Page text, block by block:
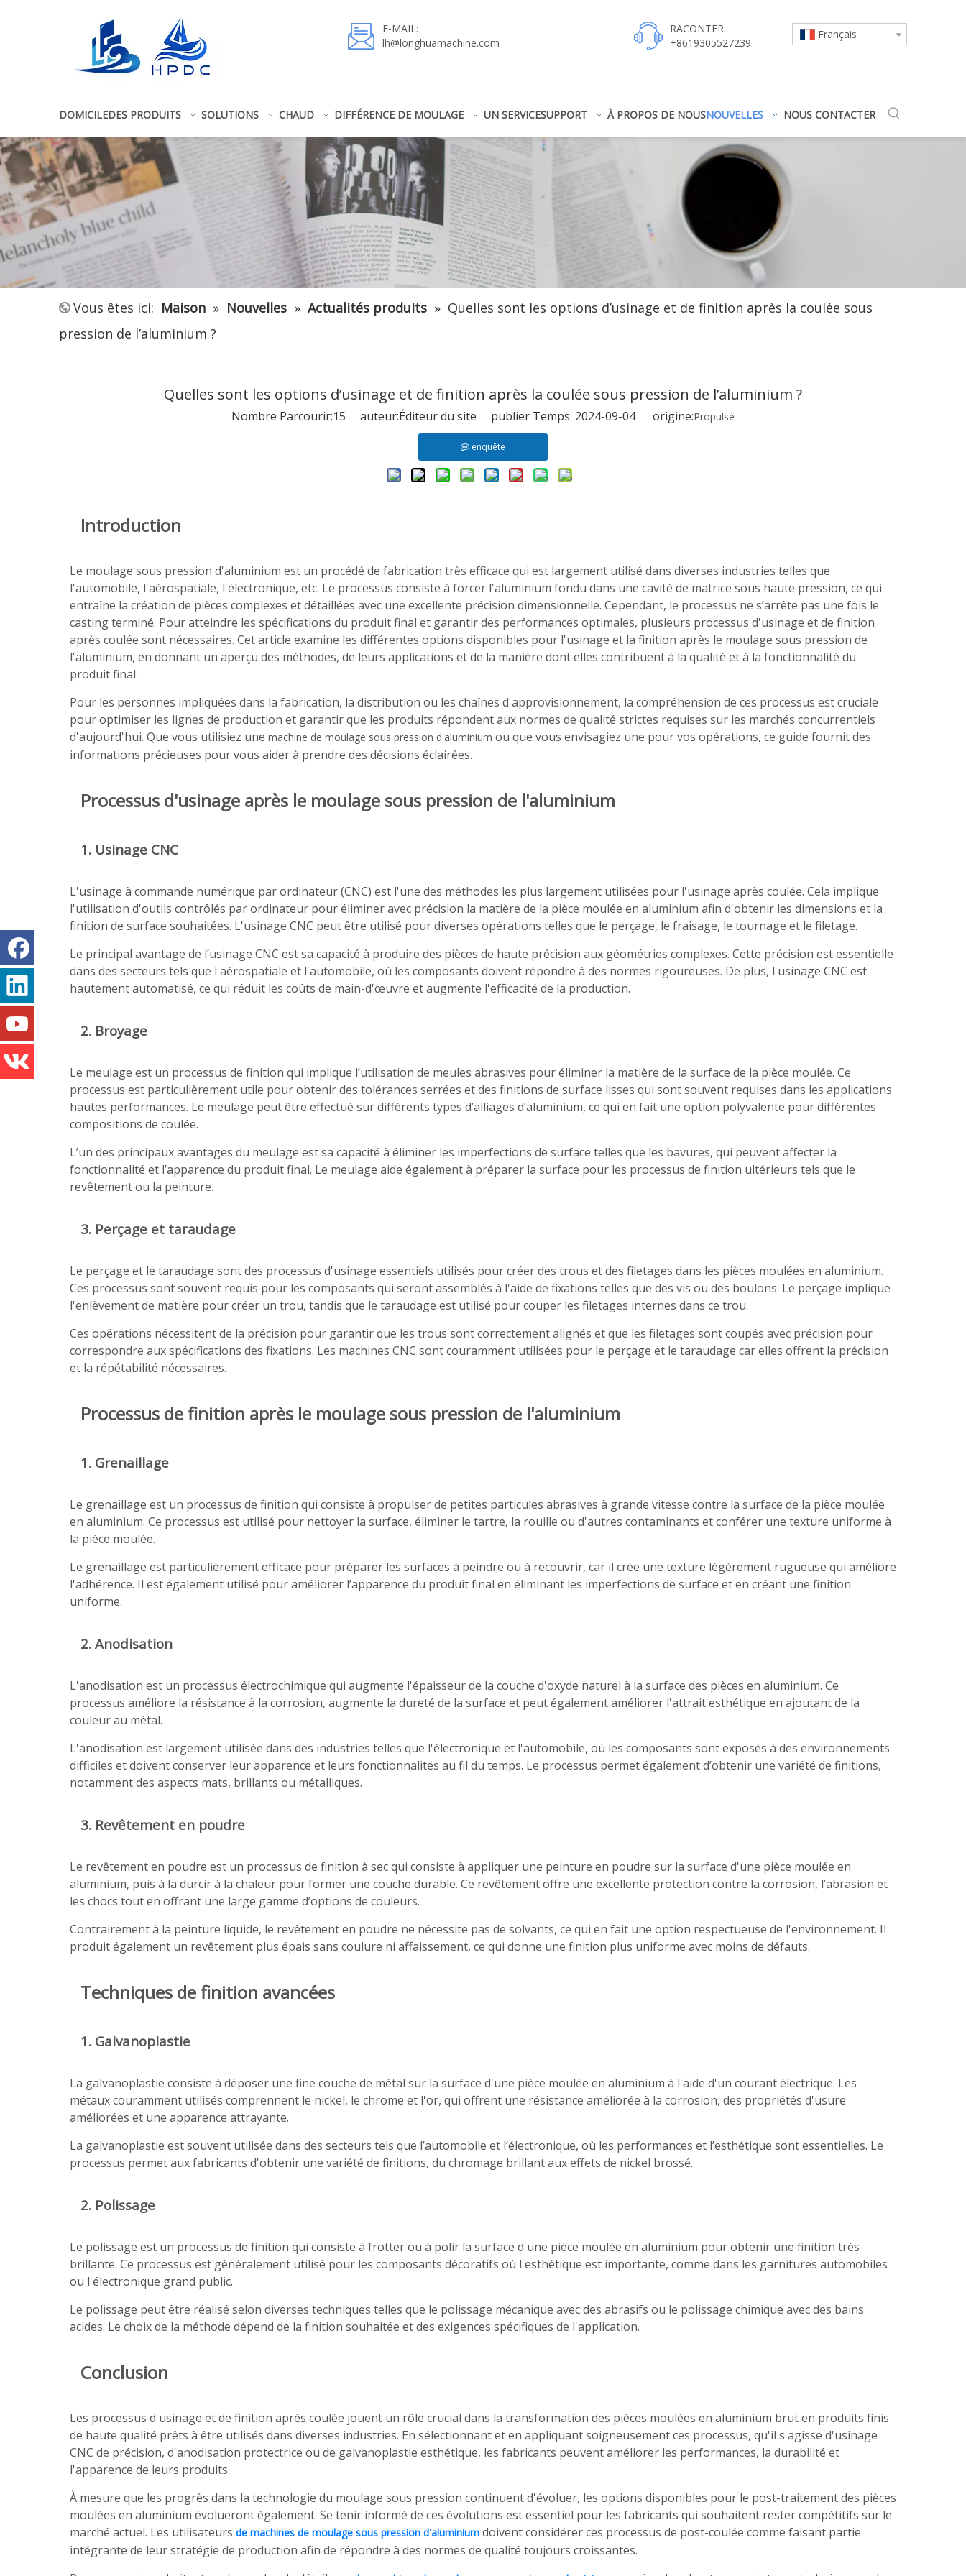
E-MAIL:
lh@longhuamachine.com
RACONTER:
+8619305527239
Français
DOMICILEDES PRODUITS SOLUTIONS CHAUD DIFFÉRENCE DE MOULAGE UN SERVICESUPPORT À PROPOS DE NOUSNOUVELLES NOUS CONTACTER
Vous êtes ici: Maison » Nouvelles » Actualités produits » Quelles sont les options d’usinage et de finition après la coulée sous
pression de l’aluminium ?
Quelles sont les options d’usinage et de finition après la coulée sous pression de l’aluminium ?
Nombre Parcourir:15 auteur:Éditeur du site publier Temps: 2024-09-04 origine:Propulsé
enquête
Introduction
Le moulage sous pression d'aluminium est un procédé de fabrication très efficace qui est largement utilisé dans diverses industries telles que
l'automobile, l'aérospatiale, l'électronique, etc. Le processus consiste à forcer l'aluminium fondu dans une cavité de matrice sous haute pression, ce qui
entraîne la création de pièces complexes et détaillées avec une excellente précision dimensionnelle. Cependant, le processus ne s’arrête pas une fois le
casting terminé. Pour atteindre les spécifications du produit final et garantir des performances optimales, plusieurs processus d'usinage et de finition
après coulée sont nécessaires. Cet article examine les différentes options disponibles pour l'usinage et la finition après le moulage sous pression de
l'aluminium, en donnant un aperçu des méthodes, de leurs applications et de la manière dont elles contribuent à la qualité et à la fonctionnalité du
produit final.
Pour les personnes impliquées dans la fabrication, la distribution ou les chaînes d'approvisionnement, la compréhension de ces processus est cruciale
pour optimiser les lignes de production et garantir que les produits répondent aux normes de qualité strictes requises sur les marchés concurrentiels
d'aujourd'hui. Que vous utilisiez une machine de moulage sous pression d'aluminium ou que vous envisagiez une pour vos opérations, ce guide fournit des
informations précieuses pour vous aider à prendre des décisions éclairées.
Processus d'usinage après le moulage sous pression de l'aluminium
1. Usinage CNC
L'usinage à commande numérique par ordinateur (CNC) est l'une des méthodes les plus largement utilisées pour l'usinage après coulée. Cela implique
l'utilisation d'outils contrôlés par ordinateur pour éliminer avec précision la matière de la pièce moulée en aluminium afin d'obtenir les dimensions et la
finition de surface souhaitées. L'usinage CNC peut être utilisé pour diverses opérations telles que le perçage, le fraisage, le tournage et le filetage.
Le principal avantage de l’usinage CNC est sa capacité à produire des pièces de haute précision aux géométries complexes. Cette précision est essentielle
dans des secteurs tels que l'aérospatiale et l'automobile, où les composants doivent répondre à des normes rigoureuses. De plus, l'usinage CNC est
hautement automatisé, ce qui réduit les coûts de main-d'œuvre et augmente l'efficacité de la production.
2. Broyage
Le meulage est un processus de finition qui implique l’utilisation de meules abrasives pour éliminer la matière de la surface de la pièce moulée. Ce
processus est particulièrement utile pour obtenir des tolérances serrées et des finitions de surface lisses qui sont souvent requises dans les applications
hautes performances. Le meulage peut être effectué sur différents types d’alliages d’aluminium, ce qui en fait une option polyvalente pour différentes
compositions de coulée.
L’un des principaux avantages du meulage est sa capacité à éliminer les imperfections de surface telles que les bavures, qui peuvent affecter la
fonctionnalité et l’apparence du produit final. Le meulage aide également à préparer la surface pour les processus de finition ultérieurs tels que le
revêtement ou la peinture.
3. Perçage et taraudage
Le perçage et le taraudage sont des processus d'usinage essentiels utilisés pour créer des trous et des filetages dans les pièces moulées en aluminium.
Ces processus sont souvent requis pour les composants qui seront assemblés à l'aide de fixations telles que des vis ou des boulons. Le perçage implique
l'enlèvement de matière pour créer un trou, tandis que le taraudage est utilisé pour couper les filetages internes dans ce trou.
Ces opérations nécessitent de la précision pour garantir que les trous sont correctement alignés et que les filetages sont coupés avec précision pour
correspondre aux spécifications des fixations. Les machines CNC sont couramment utilisées pour le perçage et le taraudage car elles offrent la précision
et la répétabilité nécessaires.
Processus de finition après le moulage sous pression de l'aluminium
1. Grenaillage
Le grenaillage est un processus de finition qui consiste à propulser de petites particules abrasives à grande vitesse contre la surface de la pièce moulée
en aluminium. Ce processus est utilisé pour nettoyer la surface, éliminer le tartre, la rouille ou d'autres contaminants et conférer une texture uniforme à
la pièce moulée.
Le grenaillage est particulièrement efficace pour préparer les surfaces à peindre ou à recouvrir, car il crée une texture légèrement rugueuse qui améliore
l'adhérence. Il est également utilisé pour améliorer l’apparence du produit final en éliminant les imperfections de surface et en créant une finition
uniforme.
2. Anodisation
L'anodisation est un processus électrochimique qui augmente l'épaisseur de la couche d'oxyde naturel à la surface des pièces en aluminium. Ce
processus améliore la résistance à la corrosion, augmente la dureté de la surface et peut également améliorer l'attrait esthétique en ajoutant de la
couleur au métal.
L'anodisation est largement utilisée dans des industries telles que l'électronique et l'automobile, où les composants sont exposés à des environnements
difficiles et doivent conserver leur apparence et leurs fonctionnalités au fil du temps. Le processus permet également d’obtenir une variété de finitions,
notamment des aspects mats, brillants ou métalliques.
3. Revêtement en poudre
Le revêtement en poudre est un processus de finition à sec qui consiste à appliquer une peinture en poudre sur la surface d'une pièce moulée en
aluminium, puis à la durcir à la chaleur pour former une couche durable. Ce revêtement offre une excellente protection contre la corrosion, l’abrasion et
les chocs tout en offrant une large gamme d’options de couleurs.
Contrairement à la peinture liquide, le revêtement en poudre ne nécessite pas de solvants, ce qui en fait une option respectueuse de l'environnement. Il
produit également un revêtement plus épais sans coulure ni affaissement, ce qui donne une finition plus uniforme avec moins de défauts.
Techniques de finition avancées
1. Galvanoplastie
La galvanoplastie consiste à déposer une fine couche de métal sur la surface d'une pièce moulée en aluminium à l'aide d'un courant électrique. Les
métaux couramment utilisés comprennent le nickel, le chrome et l'or, qui offrent une résistance améliorée à la corrosion, des propriétés d'usure
améliorées et une apparence attrayante.
La galvanoplastie est souvent utilisée dans des secteurs tels que l’automobile et l’électronique, où les performances et l’esthétique sont essentielles. Le
processus permet aux fabricants d'obtenir une variété de finitions, du chromage brillant aux effets de nickel brossé.
2. Polissage
Le polissage est un processus de finition qui consiste à frotter ou à polir la surface d'une pièce moulée en aluminium pour obtenir une finition très
brillante. Ce processus est généralement utilisé pour les composants décoratifs où l'esthétique est importante, comme dans les garnitures automobiles
ou l'électronique grand public.
Le polissage peut être réalisé selon diverses techniques telles que le polissage mécanique avec des abrasifs ou le polissage chimique avec des bains
acides. Le choix de la méthode dépend de la finition souhaitée et des exigences spécifiques de l'application.
Conclusion
Les processus d'usinage et de finition après coulée jouent un rôle crucial dans la transformation des pièces moulées en aluminium brut en produits finis
de haute qualité prêts à être utilisés dans diverses industries. En sélectionnant et en appliquant soigneusement ces processus, qu'il s'agisse d'usinage
CNC de précision, d'anodisation protectrice ou de galvanoplastie esthétique, les fabricants peuvent améliorer les performances, la durabilité et
l'apparence de leurs produits.
À mesure que les progrès dans la technologie du moulage sous pression continuent d'évoluer, les options disponibles pour le post-traitement des pièces
moulées en aluminium évolueront également. Se tenir informé de ces évolutions est essentiel pour les fabricants qui souhaitent rester compétitifs sur le
marché actuel. Les utilisateurs de machines de moulage sous pression d'aluminium doivent considérer ces processus de post-coulée comme faisant partie
intégrante de leur stratégie de production afin de répondre à des normes de qualité toujours croissantes.